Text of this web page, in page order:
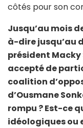
côtés pour son
Jusqu’au mois
à-dire jusqu’au
président Macky
accepté de
coalition
d’Ousmane
rompu ? Est-ce
idéologiques ou